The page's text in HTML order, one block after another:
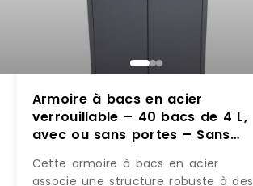
Armoire à bacs en acier
verrouillable – 40 bacs de 4 L,
avec ou sans portes – Sans
Cette armoire à bacs en acier
associe une structure robuste à des